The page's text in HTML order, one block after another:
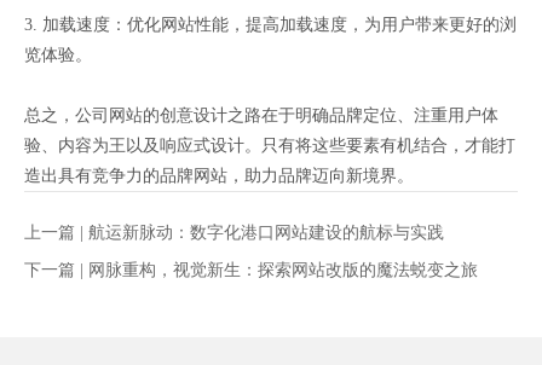
3. 加载速度：优化网站性能，提高加载速度，为用户带来更好的浏
览体验。
总之，公司网站的创意设计之路在于明确品牌定位、注重用户体
验、内容为王以及响应式设计。只有将这些要素有机结合，才能打
造出具有竞争力的品牌网站，助力品牌迈向新境界。
上一篇 | 航运新脉动：数字化港口网站建设的航标与实践
下一篇 | 网脉重构，视觉新生：探索网站改版的魔法蜕变之旅